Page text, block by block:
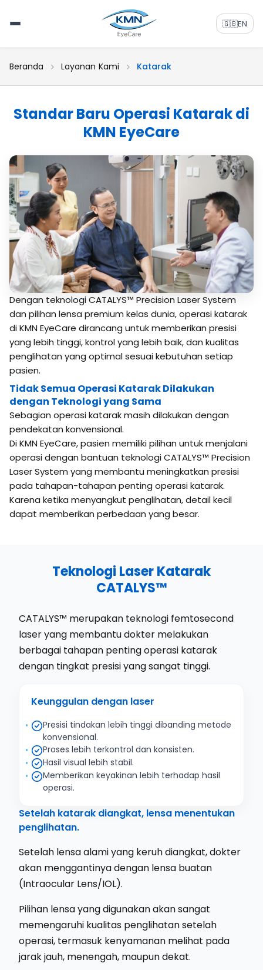
🇬🇧EN
Beranda Layanan Kami Katarak
Standar Baru Operasi Katarak di
KMN EyeCare
Dengan teknologi CATALYS™ Precision Laser System
dan pilihan lensa premium kelas dunia, operasi katarak
di KMN EyeCare dirancang untuk memberikan presisi
yang lebih tinggi, kontrol yang lebih baik, dan kualitas
penglihatan yang optimal sesuai kebutuhan setiap
pasien.
Tidak Semua Operasi Katarak Dilakukan
dengan Teknologi yang Sama
Sebagian operasi katarak masih dilakukan dengan
pendekatan konvensional.
Di KMN EyeCare, pasien memiliki pilihan untuk menjalani
operasi dengan bantuan teknologi CATALYS™ Precision
Laser System yang membantu meningkatkan presisi
pada tahapan-tahapan penting operasi katarak.
Karena ketika menyangkut penglihatan, detail kecil
dapat memberikan perbedaan yang besar.
Teknologi Laser Katarak
CATALYS™
CATALYS™ merupakan teknologi femtosecond
laser yang membantu dokter melakukan
berbagai tahapan penting operasi katarak
dengan tingkat presisi yang sangat tinggi.
Keunggulan dengan laser
Presisi tindakan lebih tinggi dibanding metode
konvensional.
Proses lebih terkontrol dan konsisten.
Hasil visual lebih stabil.
Memberikan keyakinan lebih terhadap hasil
operasi.
Setelah katarak diangkat, lensa menentukan
penglihatan.
Setelah lensa alami yang keruh diangkat, dokter
akan menggantinya dengan lensa buatan
(Intraocular Lens/IOL).
Pilihan lensa yang digunakan akan sangat
memengaruhi kualitas penglihatan setelah
operasi, termasuk kenyamanan melihat pada
jarak jauh, menengah, maupun dekat.